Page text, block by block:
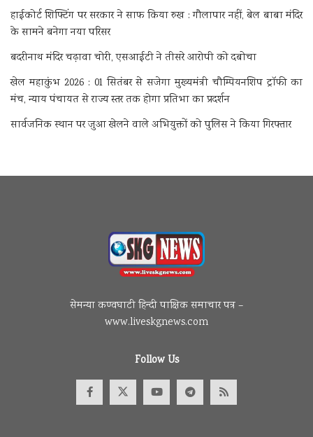
हाईकोर्ट शिफ्टिंग पर सरकार ने साफ किया रुख : गौलापार नहीं, बेल बाबा मंदिर
के सामने बनेगा नया परिसर
बदरीनाथ मंदिर चढ़ावा चोरी, एसआईटी ने तीसरे आरोपी को दबोचा
खेल महाकुंभ 2026 : 01 सितंबर से सजेगा मुख्यमंत्री चौम्पियनशिप ट्रॉफी का
मंच, न्याय पंचायत से राज्य स्तर तक होगा प्रतिभा का प्रदर्शन
सार्वजनिक स्थान पर जुआ खेलने वाले अभियुक्तों को पुलिस ने किया गिरफ्तार
सेमन्या कण्वघाटी हिन्दी पाक्षिक समाचार पत्र –
www.liveskgnews.com
Follow Us